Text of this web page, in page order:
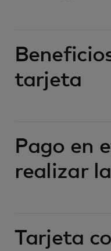
tarjeta
Pago en
realizar
Tarjeta